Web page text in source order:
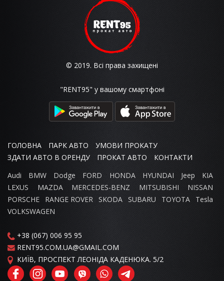
© 2019. Всі права захищені
"RENT95" у вашому смартфоні
ГОЛОВНА ПАРК АВТО
УМОВИ ПРОКАТУ
ЗДАТИ АВТО В ОРЕНДУ
ПРОКАТ АВТО
КОНТАКТИ
Audi
BMW Dodge FORD HONDA HYUNDAI Jeep
KIA
LEXUS
MAZDA MERCEDES-BENZ MITSUBISHI
NISSAN
PORSCHE
RANGE ROVER SKODA SUBARU TOYOTA
Tesla
VOLKSWAGEN
+38 (067) 006 95 95
RENT95.COM.UA@GMAIL.COM
КИЇВ, ПРОСПЕКТ ЛЕОНІДА КАДЕНЮКА. 5/2